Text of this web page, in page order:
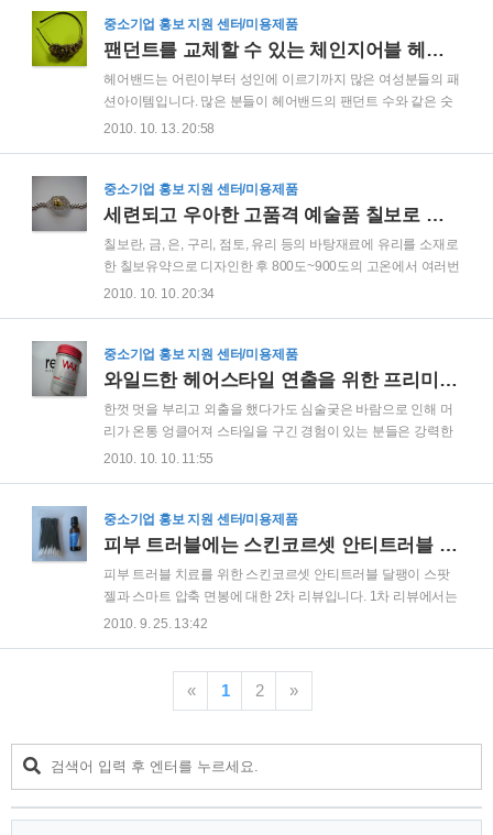
만들어진 악세사리 중 하나가 칠보 큐빅 사각 팔지입니다. 칠보
의 어원은 불교에서 말하는 7가지 보배를 일컫는 말로써, 경전
가지 보석 즉, 금·은·청옥·수정·진주·마노·호박을 가리킵니다.
이전 1차 리뷰에서는 이 칠보로 만든 칠보 큐빅 사각 팔지에 대
한 간단한 소개만을 해 드렸습니다. 칠보 공예 및 칠보 큐빅 사
각 팔지와 관련된 기본적인 ..
중소기업 홍보 지원 센터/미용제품
팬던트를 교체할 수 있는 체인지어블 헤어밴드
헤어밴드는 어린이부터 성인에 이르기까지 많은 여성분들의 패
션아이템입니다. 많은 분들이 헤어밴드의 팬던트 수와 같은 숫
자의 헤어밴드를 보유하고 있습니다. 그러나 이렇게 팬던트의
사용을 하고 각 상황에 맞는 팬던트를 밴드에 부착하여 착용을
하면 된다는 아이디어인데 상당히 공감이 많이 가는 실용적인
헤어밴드입니다. 밴드에 팬던트를 탈 부착할 수 있도록 만들어
밴드 하나에 여러가지 팬던트로 상황에 따라 다른 패션을 연출
할 수 있도록 한 돋보이는 악세사리입니다. 제가 받은 제품은 고
급스러운 재질의 팬던트 제품입니다. 팬던트와 밴드가 분..
2010. 10. 13. 20:58
중소기업 홍보 지원 센터/미용제품
세련되고 우아한 고품격 예술품 칠보로 만든 칠보 큐빅 사각 팔지
칠보란, 금, 은, 구리, 점토, 유리 등의 바탕재료에 유리를 소재로
한 칠보유약으로 디자인한 후 800도~900도의 고온에서 여러번
소성시키는 독특한 표현기법중의 하나입니다. 소성된 유약은
라 다소 차이가 있지만 일반적으로 아미타경에서 말하는 7가지
보석 즉, 금·은·청옥·수정·진주·마노·호박을 가리킵니다. 칠보의
문화를 통하여 동양으로 전파되었고, 우리나라 조선시대에는
파란 혹은 파랑이라 불리었습니다. 영어로는 에나멜링
(enamelling), 독일어로는 에마일리에렌(Emaillieren), 공통 학
술용어로는 프랑스어인 클루아조..
2010. 10. 10. 20:34
중소기업 홍보 지원 센터/미용제품
와일드한 헤어스타일 연출을 위한 프리미엄 왁스, 리스킨 헤어스타일 솔루션왁스
한껏 멋을 부리고 외출을 했다가도 심술궂은 바람으로 인해 머
리가 온통 엉클어져 스타일을 구긴 경험이 있는 분들은 강력한
세팅력을 가지고 있는 왁스 제품을 많이 찾습니다. 저 역시도 머
세팅력의 제품을 많이 사용하면 모발이나 두피가 손상되지 않
을까 하는 것입니다. 그래서 항상 번들거림 없는 강력한 세팅력
예방할 수 있는 제품이 있으면 좋겠다는 생각을 해 왔습니다. 이
런 조건에 만족하는 제품이 오늘 소개해 드리는 리스킨 헤어스
타일 솔루션왁스 입니다. 라스킨 헤어스타일 솔루션 왁스는 강
력한 헤어스타일을 연출하는 하드크림 타입과 부드..
2010. 10. 10. 11:55
중소기업 홍보 지원 센터/미용제품
피부 트러블에는 스킨코르셋 안티트러블 달팽이 스팟 젤과 스마트 압축 면봉
피부 트러블 치료를 위한 스킨코르셋 안티트러블 달팽이 스팟
젤과 스마트 압축 면봉에 대한 2차 리뷰입니다. 1차 리뷰에서는
제품에 대한 기본적인 설명과 사용 전후의 피부를 비교하여 제
순도의 달팽이 점액과 오일프리 및 마일드한 처방으로 트러블
염증 원인차단과 동시에 피부 진정효과를 부여하며, 또한 특허
의 국내산 달팽이 점액의 뮤신 성분이 문제성 부위를 집중관리
해 주는 국소전용 안티트러블 제품으로 항균 및 항염 기능이 있
는 청정식물추출물을 다량 함유하여 염증의 원인을 차단함으..
2010. 9. 25. 13:42
« 1 2 »